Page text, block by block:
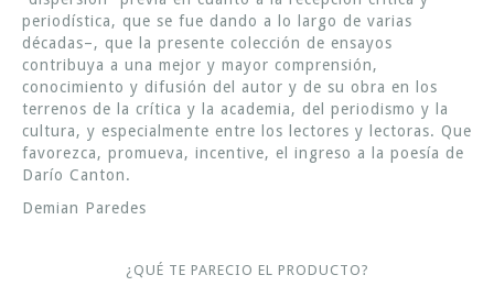
periodística, que se fue dando a lo largo de varias
décadas–, que la presente colección de ensayos
contribuya a una mejor y mayor comprensión,
conocimiento y difusión del autor y de su obra en los
terrenos de la crítica y la academia, del periodismo y la
cultura, y especialmente entre los lectores y lectoras. Que
favorezca, promueva, incentive, el ingreso a la poesía de
Darío Canton.
Demian Paredes
¿QUÉ TE PARECIO EL PRODUCTO?